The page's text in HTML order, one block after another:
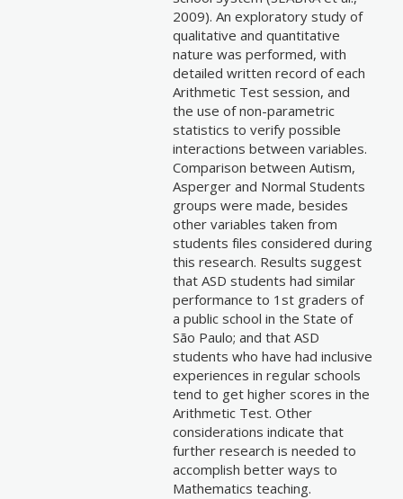
2009). An exploratory study of
qualitative and quantitative
nature was performed, with
detailed written record of each
Arithmetic Test session, and
the use of non-parametric
statistics to verify possible
interactions between variables.
Comparison between Autism,
Asperger and Normal Students
groups were made, besides
other variables taken from
students files considered during
this research. Results suggest
that ASD students had similar
performance to 1st graders of
a public school in the State of
São Paulo; and that ASD
students who have had inclusive
experiences in regular schools
tend to get higher scores in the
Arithmetic Test. Other
considerations indicate that
further research is needed to
accomplish better ways to
Mathematics teaching.